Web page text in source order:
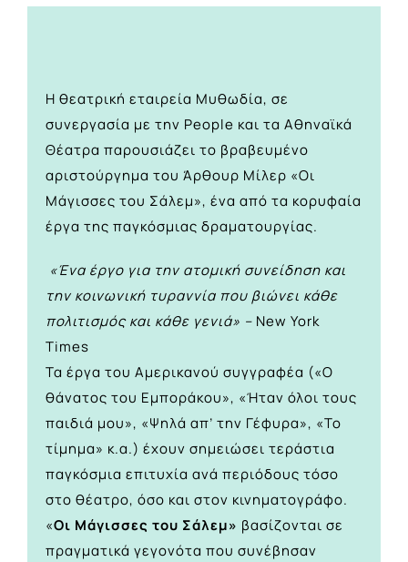
Η θεατρική εταιρεία Μυθωδία, σε
συνεργασία με την People και τα Αθηναϊκά
Θέατρα παρουσιάζει το βραβευμένο
αριστούργημα του Άρθουρ Μίλερ «Οι
Μάγισσες του Σάλεμ», ένα από τα κορυφαία
έργα της παγκόσμιας δραματουργίας.
«Ένα έργο για την ατομική συνείδηση και
την κοινωνική τυραννία που βιώνει κάθε
πολιτισμός και κάθε γενιά» – New York
Times
Τα έργα του Αμερικανού συγγραφέα («Ο
θάνατος του Εμποράκου», «Ήταν όλοι τους
παιδιά μου», «Ψηλά απ’ την Γέφυρα», «Το
τίμημα» κ.α.) έχουν σημειώσει τεράστια
παγκόσμια επιτυχία ανά περιόδους τόσο
στο θέατρο, όσο και στον κινηματογράφο.
«Οι Μάγισσες του Σάλεμ» βασίζονται σε
πραγματικά γεγονότα που συνέβησαν